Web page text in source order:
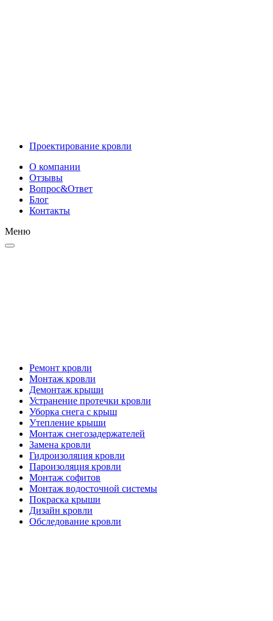
Проектирование кровли
О компании
Отзывы
Вопрос&Ответ
Блог
Контакты
Меню
Ремонт кровли
Монтаж кровли
Демонтаж крыши
Устранение протечки кровли
Уборка снега с крыш
Утепление крыши
Монтаж снегозадержателей
Замена кровли
Гидроизоляция кровли
Пароизоляция кровли
Монтаж софитов
Монтаж водосточной системы
Покраска крыши
Дизайн кровли
Обследование кровли